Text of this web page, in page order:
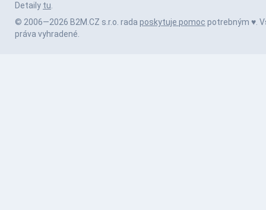
Detaily tu.
© 2006—2026 B2M.CZ s.r.o. rada poskytuje pomoc potrebným ♥️.
práva vyhradené.